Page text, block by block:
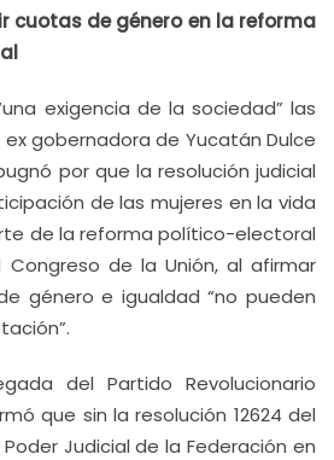
cuotas de género en la reforma
exigencia de la sociedad” las
gobernadora de Yucatán Dulce
por que la resolución judicial
de las mujeres en la vida
de la reforma político-electoral
de la Unión, al afirmar
género e igualdad “no pueden
del Partido Revolucionario
que sin la resolución 12624 del
Judicial de la Federación en